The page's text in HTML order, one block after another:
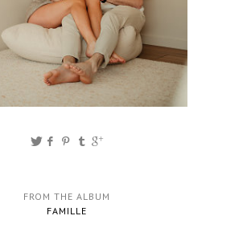
FROM THE ALBUM
FAMILLE